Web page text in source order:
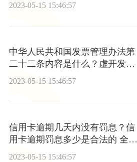
2023-05-15 15:46:57
中华人民共和国发票管理办法第
二十二条内容是什么？虚开发票
的行为有什么？
2023-05-15 15:46:57
信用卡逾期几天内没有罚息？信
用卡逾期罚息多少是合法的 全球
热议
2023-05-15 15:46:57